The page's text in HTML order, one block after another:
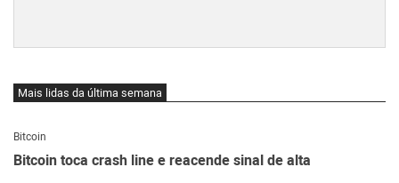
Mais lidas da última semana
Bitcoin
Bitcoin toca crash line e reacende sinal de alta